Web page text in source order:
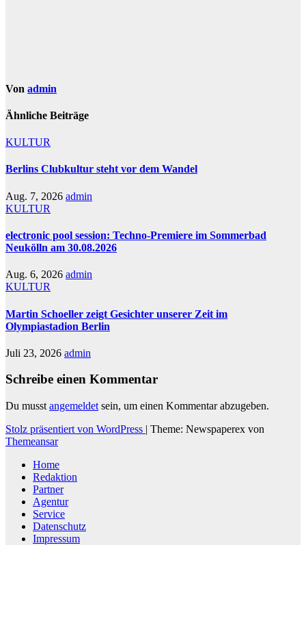
Von admin
Ähnliche Beiträge
KULTUR
Berlins Clubkultur steht vor dem Wandel
Aug. 7, 2026 admin
KULTUR
electronic pool session: Techno-Premiere im Sommerbad
Neukölln am 30.08.2026
Aug. 6, 2026 admin
KULTUR
Martin Schoeller zeigt Gesichter unserer Zeit im
Olympiastadion Berlin
Juli 23, 2026 admin
Schreibe einen Kommentar
Du musst angemeldet sein, um einen Kommentar abzugeben.
Stolz präsentiert von WordPress | Theme: Newspaperex von
Themeansar
Home
Redaktion
Partner
Agentur
Service
Datenschutz
Impressum